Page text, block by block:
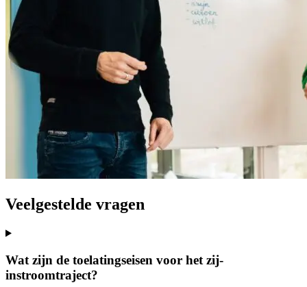
Veelgestelde vragen
Wat zijn de toelatingseisen voor het zij-
instroomtraject?